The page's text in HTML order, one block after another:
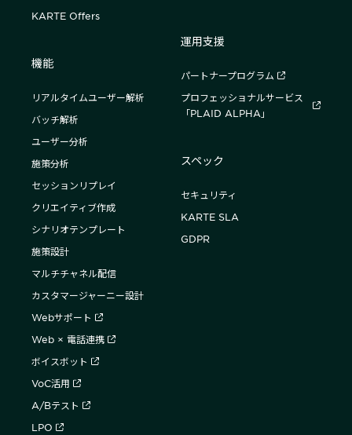
KARTE Offers
機能
リアルタイムユーザー解析
バッチ解析
ユーザー分析
施策分析
セッションリプレイ
クリエイティブ作成
シナリオテンプレート
施策設計
マルチチャネル配信
カスタマージャーニー設計
Webサポート
Web × 電話連携
ボイスボット
VoC活用
A/Bテスト
LPO
運用支援
パートナープログラム
プロフェッショナルサービス
「PLAID ALPHA」
スペック
セキュリティ
KARTE SLA
GDPR